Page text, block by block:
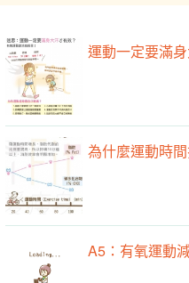
運動一定要滿
為什麼運動時
A5：有氧運動